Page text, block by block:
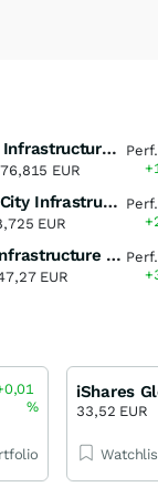
Amundi Global Infrastructure Capitalisation
76,815 EUR
iShares Smart City Infrastructure UCITS ETF USD (Dist)
EUR
Global X U.S. Infrastructure Developments UCITS ETF
EUR
%
33,52 EUR